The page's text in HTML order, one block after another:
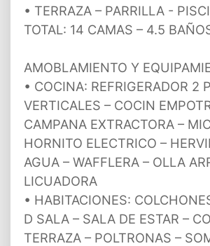
• TERRAZA – PARRILLA -
TOTAL: 14 CAMAS – 4.5
AMOBLAMIENTO Y
• COCINA: REFRIGERADOR 2
VERTICALES – COCIN
CAMPANA EXTRACTORA –
HORNITO ELECTRICO –
AGUA – WAFFLERA – OLLA
LICUADORA
• HABITACIONES:
D SALA – SALA DE ESTAR –
TERRAZA – POLTRONAS –